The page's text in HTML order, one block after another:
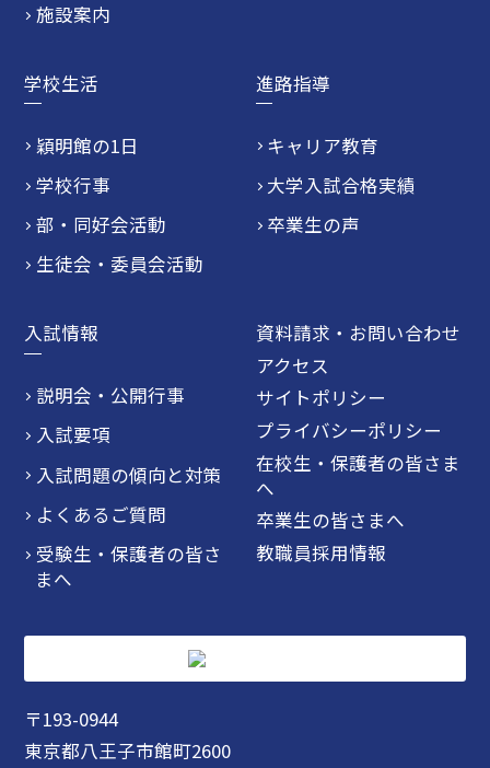
施設案内
学校生活
穎明館の1日
学校行事
部・同好会活動
生徒会・委員会活動
進路指導
キャリア教育
大学入試合格実績
卒業生の声
入試情報
説明会・公開行事
入試要項
入試問題の傾向と対策
よくあるご質問
受験生・保護者の皆さ
まへ
資料請求・お問い合わせ
アクセス
サイトポリシー
プライバシーポリシー
在校生・保護者の皆さま
へ
卒業生の皆さまへ
教職員採用情報
〒193-0944
東京都八王子市館町2600